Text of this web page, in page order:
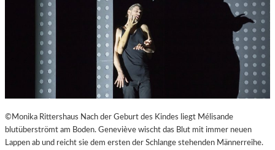
©Monika Rittershaus Nach der Geburt des Kindes liegt Mélisande
blutüberströmt am Boden. Geneviève wischt das Blut mit immer neuen
Lappen ab und reicht sie dem ersten der Schlange stehenden Männerreihe.